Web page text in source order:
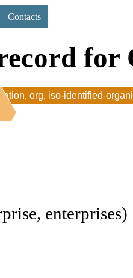
Contacts
for
org, iso-identified-
enterprises)